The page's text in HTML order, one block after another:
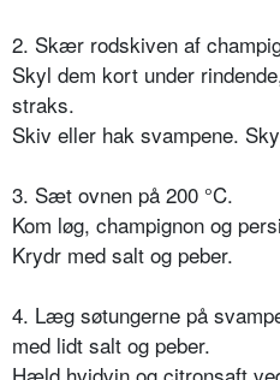
2. Skær rodskiven af
Skyl dem kort under
straks.
Skiv eller hak svampene.
3. Sæt ovnen på 200 °C.
Kom løg, champignon og
Krydr med salt og peber.
4. Læg søtungerne på
med lidt salt og peber.